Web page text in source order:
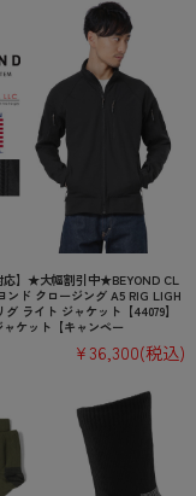
応】★大幅割引中★BEYOND CL
ンド クロージング A5 RIG LIGH
ライト ジャケット【44079】
ャケット【キャンペー
¥36,300(税込)